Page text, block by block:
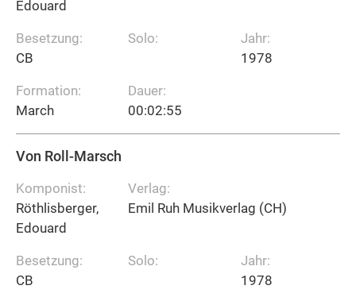
Edouard
Besetzung:
CB
Formation:
March
Solo:
Dauer:
00:02:55
Jahr:
1978
Von Roll-Marsch
Komponist:
Röthlisberger,
Edouard
Besetzung:
CB
Verlag:
Emil Ruh Musikverlag (CH)
Solo:
Jahr:
1978